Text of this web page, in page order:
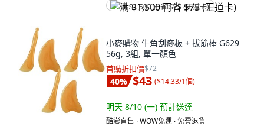
满 $1,500 再省 $75 (王道卡)
小麥購物 牛角刮痧板 + 拔筋棒 G629
56g, 3組, 單一顏色
首購折扣價$72
40% $43 ($14.33/1個)
明天 8/10 (一) 預計送達
酷澎直售 ∙ WOW免運 ∙ 免費退貨